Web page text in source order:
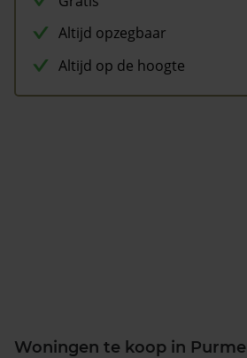
Altijd opzegbaar
Altijd op de hoogte
Woningen te koop in